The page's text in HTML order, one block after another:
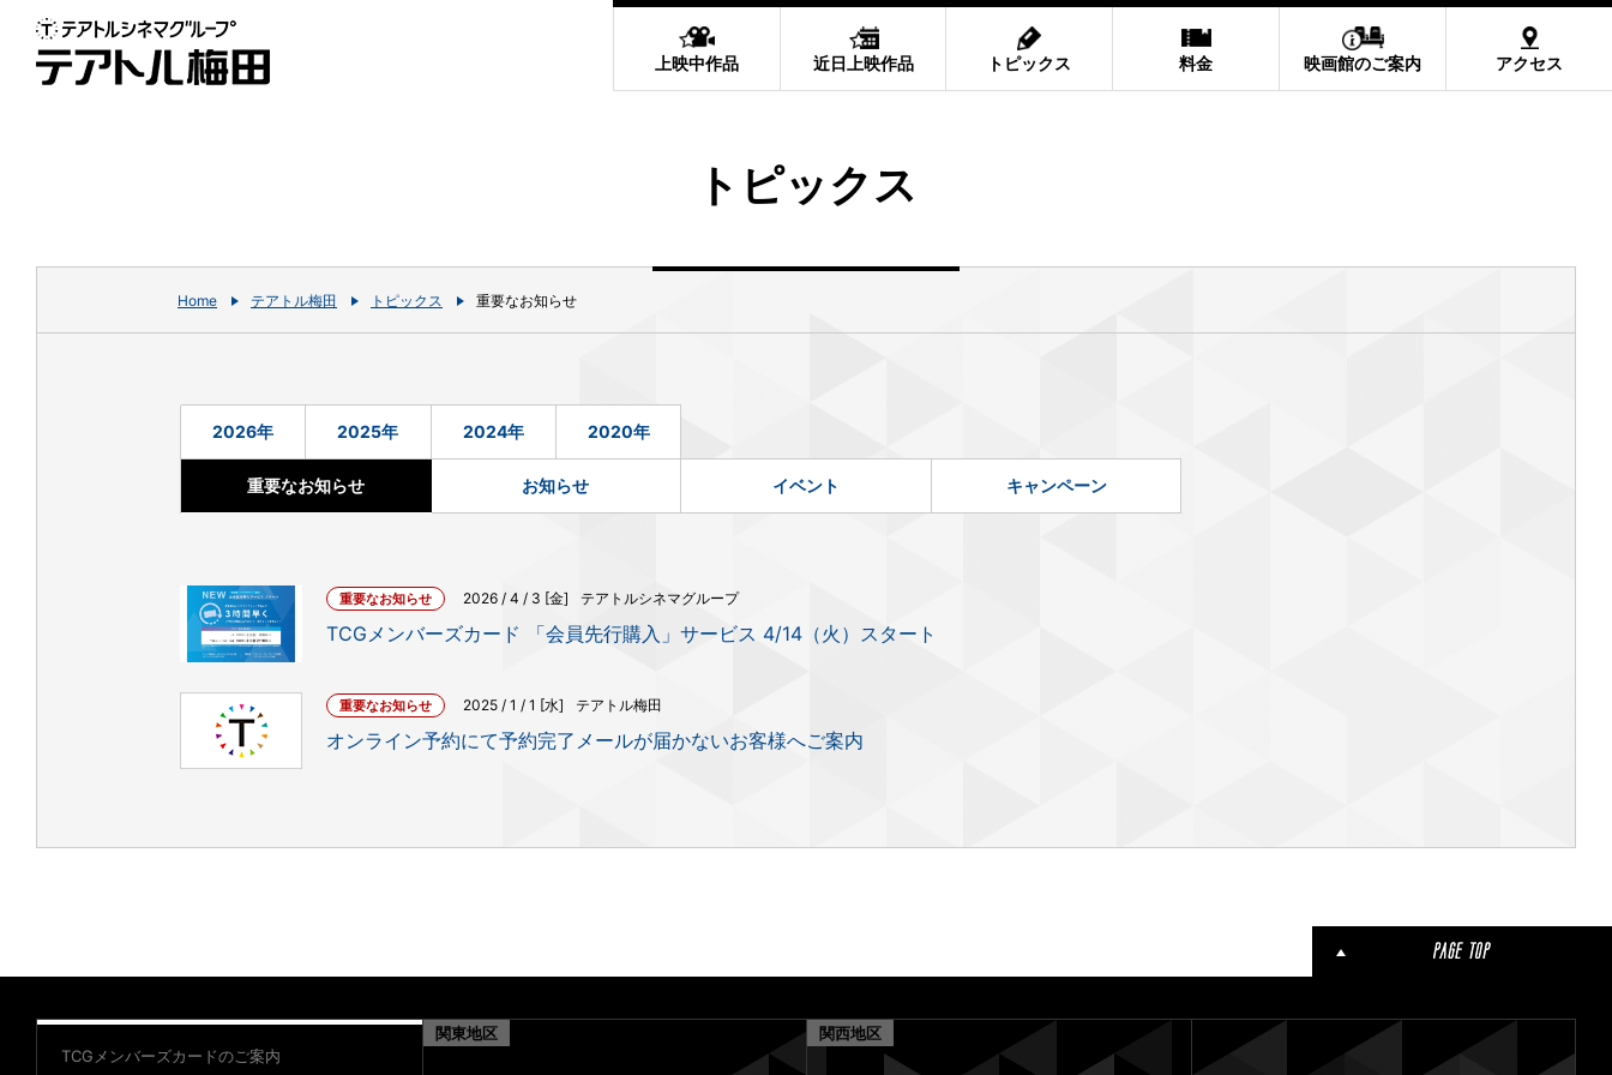
上映中作品 近日上映作品 トピックス 料金 映画館のご案内 アクセス
トピックス
Home テアトル梅田 トピックス 重要なお知らせ
2026年 2025年 2024年 2020年
重要なお知らせ お知らせ イベント キャンペーン
重要なお知らせ 2026 / 4 / 3 [金] テアトルシネマグループ
TCGメンバーズカード 「会員先行購入」サービス 4/14（火）スタート
重要なお知らせ 2025 / 1 / 1 [水] テアトル梅田
オンライン予約にて予約完了メールが届かないお客様へご案内
TCGメンバーズカードのご案内
関東地区 関西地区